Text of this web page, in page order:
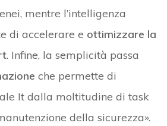
mentre l’intelligenza
di accelerare e ottimizzare la
. Infine, la semplicità passa
che permette di
It dalla moltitudine di task
della sicurezza».